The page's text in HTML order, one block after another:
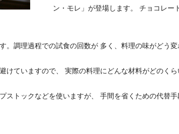
ン・モレ」が登場します。 チョコレー
。調理過程での試食の回数が 多く、料理の味がどう
けていますので、 実際の料理にどんな材料がどのく
ストックなどを使いますが、 手間を省くための代替手